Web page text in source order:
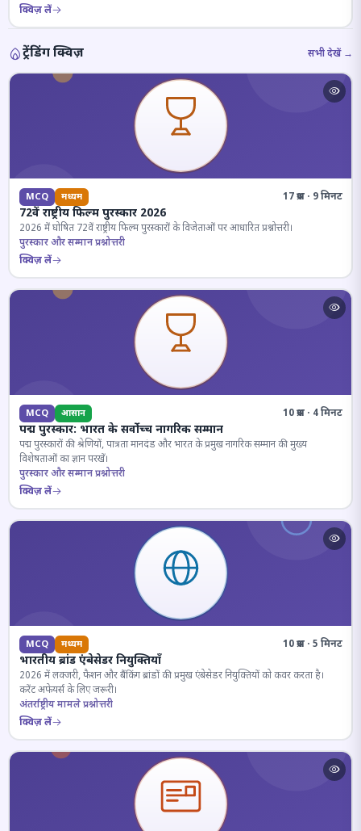
क्विज़ लें
ट्रेंडिंग क्विज़ सभी देखें →
MCQ मध्यम 17 प्रश्न · 9 मिनट
72वें राष्ट्रीय फिल्म पुरस्कार 2026
2026 में घोषित 72वें राष्ट्रीय फिल्म पुरस्कारों के विजेताओं पर आधारित प्रश्नोत्तरी।
पुरस्कार और सम्मान प्रश्नोत्तरी
क्विज़ लें
MCQ आसान 10 प्रश्न · 4 मिनट
पद्म पुरस्कार: भारत के सर्वोच्च नागरिक सम्मान
पद्म पुरस्कारों की श्रेणियों, पात्रता मानदंड और भारत के प्रमुख नागरिक सम्मान की मुख्य
विशेषताओं का ज्ञान परखें।
पुरस्कार और सम्मान प्रश्नोत्तरी
क्विज़ लें
MCQ मध्यम 10 प्रश्न · 5 मिनट
भारतीय ब्रांड एंबेसेडर नियुक्तियाँ
2026 में लक्जरी, फैशन और बैंकिंग ब्रांडों की प्रमुख एंबेसेडर नियुक्तियों को कवर करता है।
करेंट अफेयर्स के लिए जरूरी।
अंतर्राष्ट्रीय मामले प्रश्नोत्तरी
क्विज़ लें